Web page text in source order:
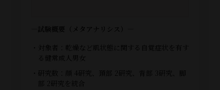
―試験概要（メタアナリシス）―
・対象者：乾燥など肌状態に関する自覚症状を有す
る健常成人男女
・研究数：顔 4研究、頚部 2研究、背部 3研究、脚
部 2研究を統合